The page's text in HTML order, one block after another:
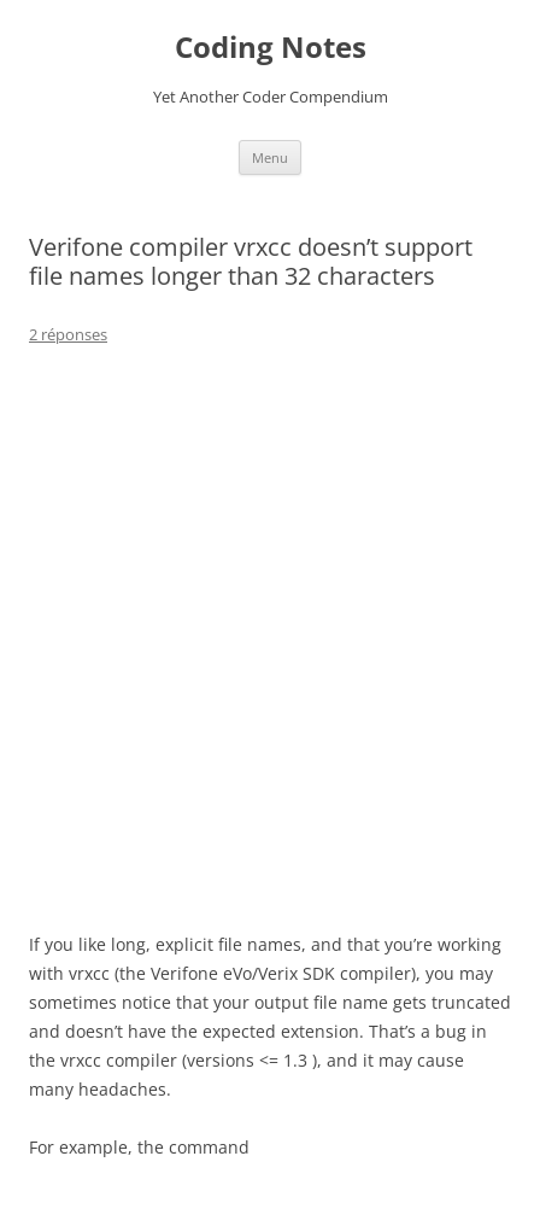
Coding Notes
Yet Another Coder Compendium
Menu
Verifone compiler vrxcc doesn’t support
file names longer than 32 characters
2 réponses
If you like long, explicit file names, and that you’re working
with vrxcc (the Verifone eVo/Verix SDK compiler), you may
sometimes notice that your output file name gets truncated
and doesn’t have the expected extension. That’s a bug in
the vrxcc compiler (versions <= 1.3 ), and it may cause
many headaches.
For example, the command